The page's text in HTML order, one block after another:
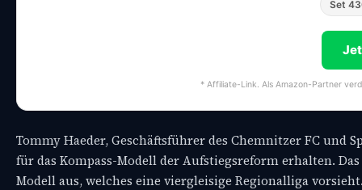
Set
* Affiliate-Link. Als Amazon-Partner
Tommy Haeder, Geschäftsführer des Chemnitzer FC und
für das Kompass-Modell der Aufstiegsreform erhalten.
Modell aus, welches eine viergleisige Regionalliga